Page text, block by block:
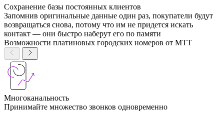
Сохранение базы постоянных клиентов
Запомнив оригинальные данные один раз, покупатели будут
возвращаться снова, потому что им не придется искать
контакт — они быстро наберут его по памяти
Возможности платиновых городских номеров от МТТ
Многоканальность
Принимайте множество звонков одновременно